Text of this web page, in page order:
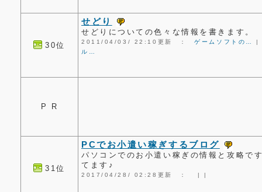
30位
せどり
せどりについての色々な情報を書きます。
2011/04/03/ 22:10更新 ：ゲームソフトの…
ル…
P R
31位
PCでお小遣い稼ぎするブログ
パソコンでのお小遣い稼ぎの情報と攻略で
てます♪
2017/04/28/ 02:28更新 ： | |